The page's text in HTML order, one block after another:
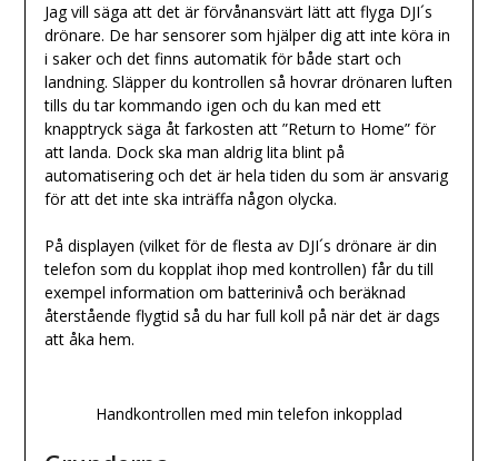
Jag vill säga att det är förvånansvärt lätt att flyga DJI´s
drönare. De har sensorer som hjälper dig att inte köra in
i saker och det finns automatik för både start och
landning. Släpper du kontrollen så hovrar drönaren luften
tills du tar kommando igen och du kan med ett
knapptryck säga åt farkosten att ”Return to Home” för
att landa. Dock ska man aldrig lita blint på
automatisering och det är hela tiden du som är ansvarig
för att det inte ska inträffa någon olycka.
På displayen (vilket för de flesta av DJI´s drönare är din
telefon som du kopplat ihop med kontrollen) får du till
exempel information om batterinivå och beräknad
återstående flygtid så du har full koll på när det är dags
att åka hem.
Handkontrollen med min telefon inkopplad